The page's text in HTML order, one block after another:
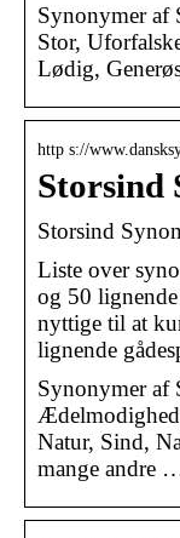
Synonymer af
Stor,
Lødig,
http s://
Storsind
Storsind
Liste over
og 50
nyttige til at
lignende
Synonymer af
Natur, Sind,
mange andre